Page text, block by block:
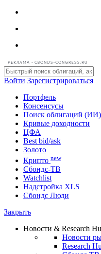
РЕКЛАМА • CBONDS-CONGRESS.RU
Войти Зарегистрироваться
Портфель
Консенсусы
Поиск облигаций (ИИ)
Кривые доходности
ЦФА
Best bid/ask
Золото
Криптоnew
Сбондс-ТВ
Надстройка XLS
Сбондс Люди